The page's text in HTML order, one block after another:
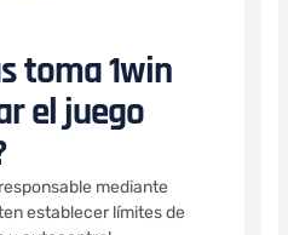
toma 1win
el juego
mediante
establecer límites de